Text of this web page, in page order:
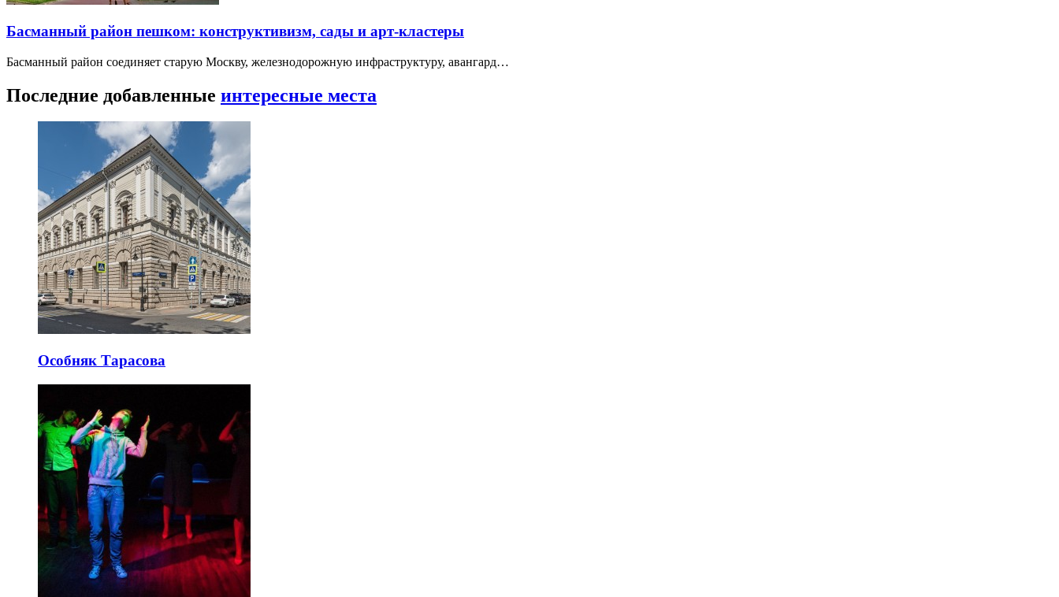
Басманный район пешком: конструктивизм, сады и арт-кластеры
Басманный район соединяет старую Москву, железнодорожную инфраструктуру, авангард…
Последние добавленные интересные места
Особняк Тарасова